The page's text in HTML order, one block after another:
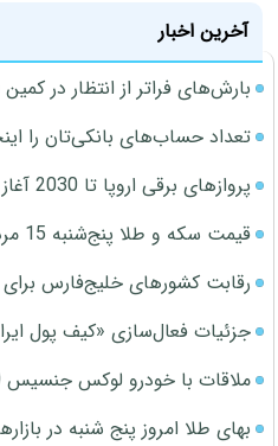
آخرین اخبار
بارش‌های فراتر از انتظار در کمین
تعداد حساب‌های بانکی‌تان را
پروازهای برقی اروپا تا 2030 آغاز می‌شود
قیمت سکه و طلا پنج‌شنبه 15 مرداد 1405
رقابت کشورهای خلیج‌فارس
جزئیات فعال‌سازی «کیف پول
ملاقات با خودرو لوکس جنسیس G80 در ایران
بهای طلا امروز پنج شنبه در